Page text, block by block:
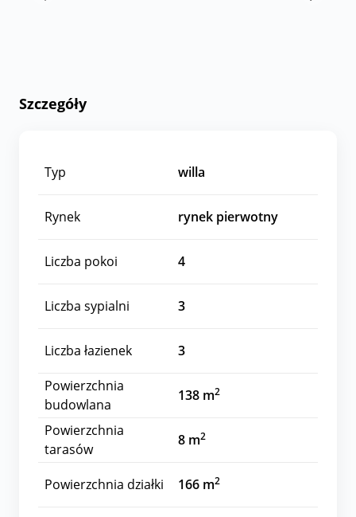
Szczegóły
Typ willa
Rynek rynek pierwotny
Liczba pokoi 4
Liczba sypialni 3
Liczba łazienek
3
Powierzchnia
budowlana
138 m2
Powierzchnia
tarasów
8 m2
Powierzchnia działki 166 m2